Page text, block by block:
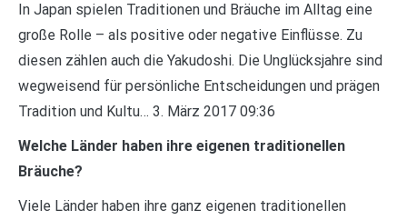
In Japan spielen Traditionen und Bräuche im Alltag eine
große Rolle – als positive oder negative Einflüsse. Zu
diesen zählen auch die Yakudoshi. Die Unglücksjahre sind
wegweisend für persönliche Entscheidungen und prägen
Tradition und Kultu… 3. März 2017 09:36
Welche Länder haben ihre eigenen traditionellen
Bräuche?
Viele Länder haben ihre ganz eigenen traditionellen